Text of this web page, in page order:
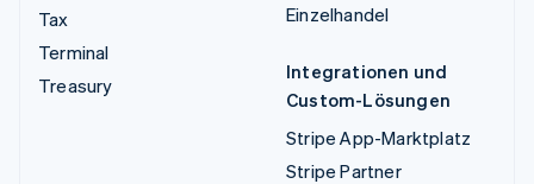
Tax
Terminal
Treasury
Einzelhandel
Integrationen und
Custom-Lösungen
Stripe App-Marktplatz
Stripe Partner